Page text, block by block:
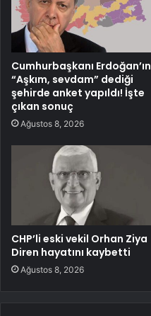
Cumhurbaşkanı Erdoğan’ın
“Aşkım, sevdam” dediği
şehirde anket yapıldı! İşte
çıkan sonuç
Ağustos 8, 2026
CHP’li eski vekil Orhan Ziya
Diren hayatını kaybetti
Ağustos 8, 2026